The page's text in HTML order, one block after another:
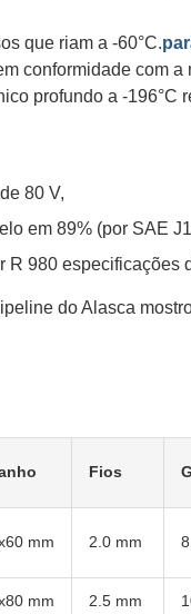
que riam a -60°C.
conformidade com
profundo a -196°C
80 V,
em 89% (por SAE
R 980 especificações
do Alasca
Fios
mm 2.0 mm
mm 2.5 mm